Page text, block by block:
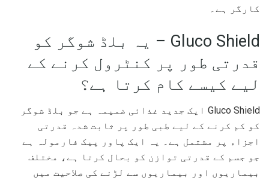
کارگر ہے۔
Gluco Shield – یہ بلڈ شوگر کو
قدرتی طور پر کنٹرول کرنے کے
لیے کیسے کام کرتا ہے؟
Gluco Shield ایک جدید غذائی ضمیمہ ہے جو بلڈ شوگر
کو کم کرنے کے لیے طبی طور پر ثابت شدہ قدرتی
اجزاء پر مشتمل ہے۔ یہ ایک پاور پیک فارمولہ ہے
جو جسم کے قدرتی توازن کو بحال کرتا ہے، مختلف
بیماریوں اور بیماریوں سے لڑنے کی صلاحیت میں